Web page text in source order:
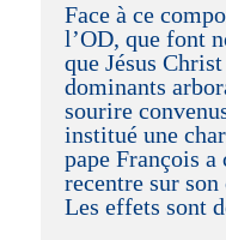
Face à ce
l’OD, que font
que Jésus
dominants
sourire
institué une
pape François a
recentre sur
Les effets sont